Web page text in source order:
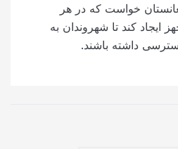
خواست که در هر
ایجاد کند تا شهروندان به
داشته باشند.